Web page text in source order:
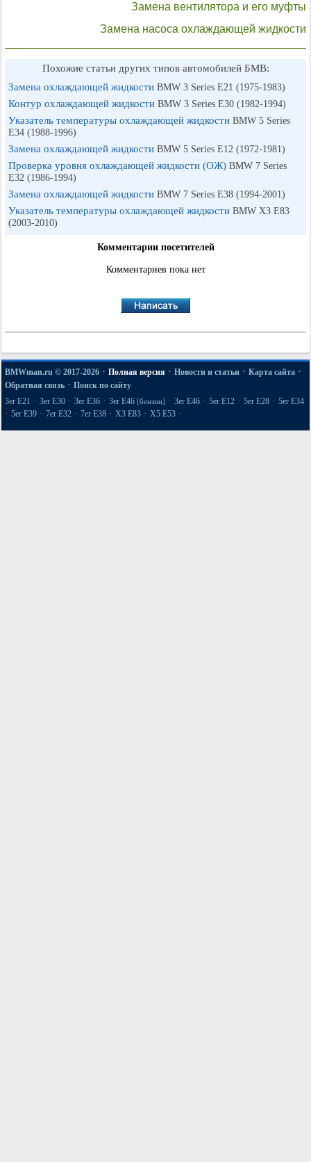
Замена вентилятора и его муфты
Замена насоса охлаждающей жидкости
Похожие статьи других типов автомобилей БМВ:
Замена охлаждающей жидкости BMW 3 Series E21 (1975-1983)
Контур охлаждающей жидкости BMW 3 Series E30 (1982-1994)
Указатель температуры охлаждающей жидкости BMW 5 Series
E34 (1988-1996)
Замена охлаждающей жидкости BMW 5 Series E12 (1972-1981)
Проверка уровня охлаждающей жидкости (ОЖ) BMW 7 Series
E32 (1986-1994)
Замена охлаждающей жидкости BMW 7 Series E38 (1994-2001)
Указатель температуры охлаждающей жидкости BMW X3 E83
(2003-2010)
Комментарии посетителей
Комментариев пока нет
BMWman.ru © 2017-2026 · Полная версия · Новости и статьи · Карта сайта ·
Обратная связь · Поиск по сайту
3er E21 · 3er E30 · 3er E36 · 3er E46 [бензин] · 3er E46 · 5er E12 · 5er E28 · 5er E34
· 5er E39 · 7er E32 · 7er E38 · X3 E83 · X5 E53 ·